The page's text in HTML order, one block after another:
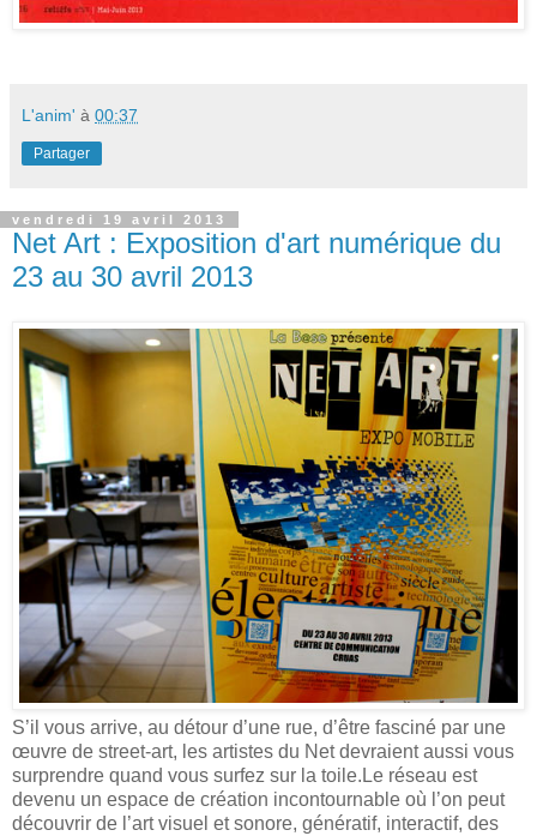
L'anim' à 00:37
Partager
vendredi 19 avril 2013
Net Art : Exposition d'art numérique du
23 au 30 avril 2013
S’il vous arrive, au détour d’une rue, d’être fasciné par une
œuvre de street-art, les artistes du Net devraient aussi vous
surprendre quand vous surfez sur la toile.Le réseau est
devenu un espace de création incontournable où l’on peut
découvrir de l’art visuel et sonore, génératif, interactif, des